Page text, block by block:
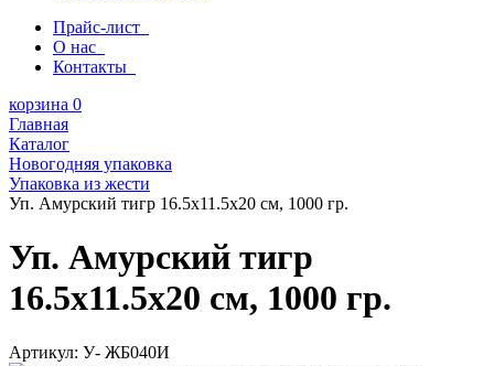
Прайс-лист
О нас
Контакты
корзина 0
Главная
Каталог
Новогодняя упаковка
Упаковка из жести
Уп. Амурский тигр 16.5х11.5х20 см, 1000 гр.
Уп. Амурский тигр
16.5х11.5х20 см, 1000 гр.
Артикул: У- ЖБ040И